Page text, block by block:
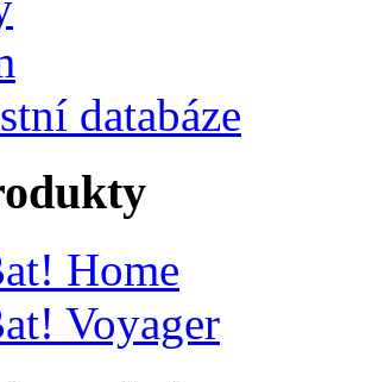
databáze
Home
Voyager